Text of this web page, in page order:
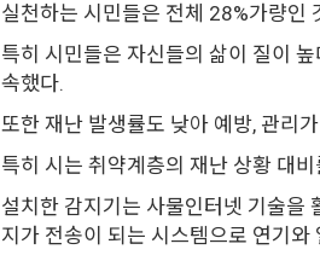
실천하는 시민들은 전체 28%가량인
특히 시민들은 자신들의 삶이 질이
속했다.
또한 재난 발생률도 낮아 예방, 관리
특히 시는 취약계층의 재난 상황 대
설치한 감지기는 사물인터넷 기술을
지가 전송이 되는 시스템으로 연기